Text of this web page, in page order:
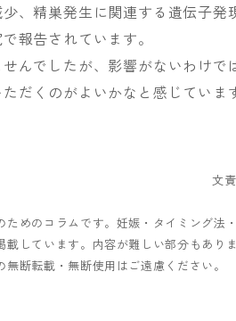
、精巣発生に関連する遺伝子発
報告されています。
んでしたが、影響がないわけで
だくのがよいかなと感じていま
文
めのコラムです。妊娠・タイミング法
しています。内容が難しい部分もあり
断転載・無断使用はご遠慮ください。